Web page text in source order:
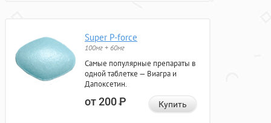
Super P-force
100мг + 60мг
Самые популярные препараты в
одной таблетке — Виагра и
Дапоксетин.
от 200Р Купить